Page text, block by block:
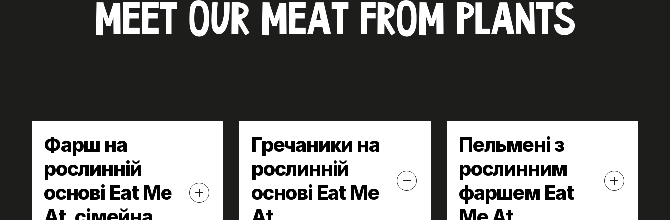
MEET OUR MEAT FROM PLANTS
Фарш на
рослинній
основі Eat Me
Гречаники на
рослинній
основі Eat Me
Пельмені з
рослинним
фаршем Eat